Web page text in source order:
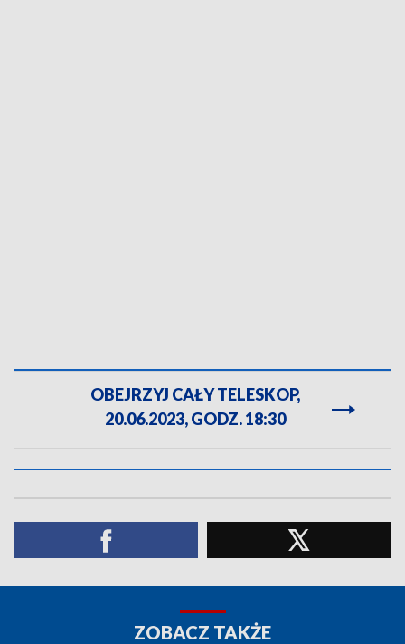
OBEJRZYJ CAŁY TELESKOP,
20.06.2023, GODZ. 18:30
ZOBACZ TAKŻE